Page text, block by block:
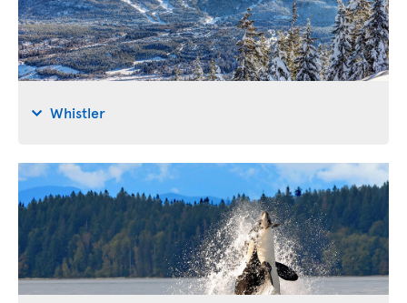
Whistler